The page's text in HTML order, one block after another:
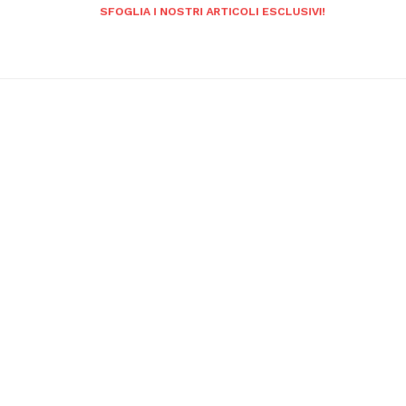
SFOGLIA I NOSTRI ARTICOLI ESCLUSIVI!